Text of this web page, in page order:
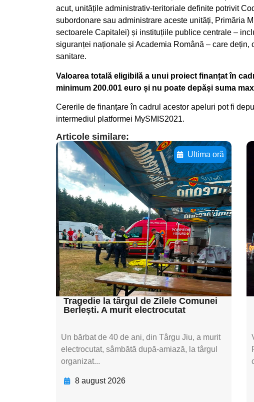
acut, unitățile administrativ-teritoriale definite potrivit
subordonare sau administrare aceste unități, Primăria
sectoarele Capitalei) și instituțiile publice centrale –
siguranței naționale și Academia Română – care
sanitare.
Valoarea totală eligibilă a unui proiect finanțat în
minimum 200.001 euro și nu poate depăși suma
Cererile de finanțare în cadrul acestor apeluri pot fi
intermediul platformei MySMIS2021.
Articole similare:
Ultima oră
Adaugă aici textul
pentru
subtitluAdaugă aici
textul pentru
subtitluAdaugă aici
textul pentru
subtitluAdaugă aici
textul pentru subti
Tragedie la târgul de Zilele Comunei
Berlești. A murit electrocutat
Un bărbat de 40 de ani, din Târgu Jiu, a murit
electrocutat, sâmbătă după-amiază, la târgul
organizat...
8 august 2026